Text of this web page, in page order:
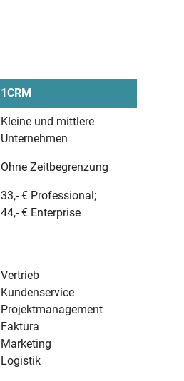
1CRM
Kleine und mittlere
Unternehmen
Ohne Zeitbegrenzung
33,- € Professional;
44,- € Enterprise
Vertrieb
Kundenservice
Projektmanagement
Faktura
Marketing
Logistik